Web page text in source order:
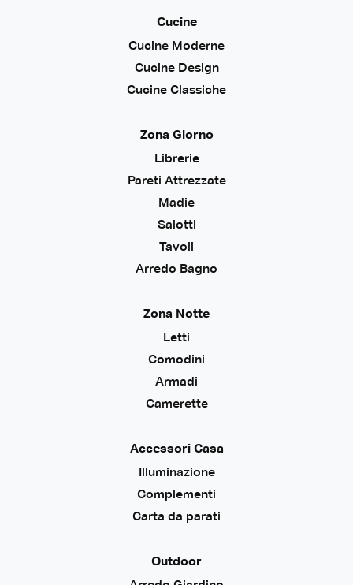
Cucine
Cucine Moderne
Cucine Design
Cucine Classiche
Zona Giorno
Librerie
Pareti Attrezzate
Madie
Salotti
Tavoli
Arredo Bagno
Zona Notte
Letti
Comodini
Armadi
Camerette
Accessori Casa
Illuminazione
Complementi
Carta da parati
Outdoor